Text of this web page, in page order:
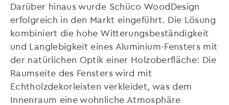
Darüber hinaus wurde Schüco WoodDesign
erfolgreich in den Markt eingeführt. Die Lösung
kombiniert die hohe Witterungsbeständigkeit
und Langlebigkeit eines Aluminium-Fensters mit
der natürlichen Optik einer Holzoberfläche: Die
Raumseite des Fensters wird mit
Echtholzdekorleisten verkleidet, was dem
Innenraum eine wohnliche Atmosphäre